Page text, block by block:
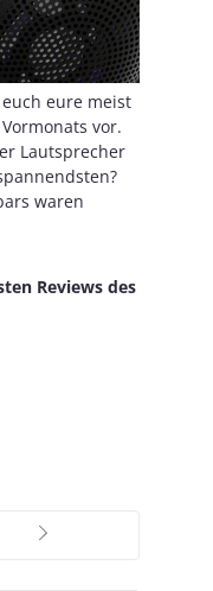
eure meist
vor.
Lautsprecher
waren
Reviews des